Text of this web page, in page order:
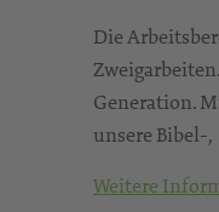
Die
Generation.
unsere Bibel-
Weitere